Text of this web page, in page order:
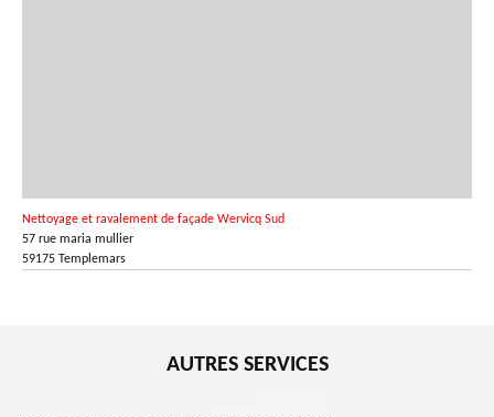
Nettoyage et ravalement de façade Wervicq Sud
57 rue maria mullier
59175 Templemars
AUTRES SERVICES